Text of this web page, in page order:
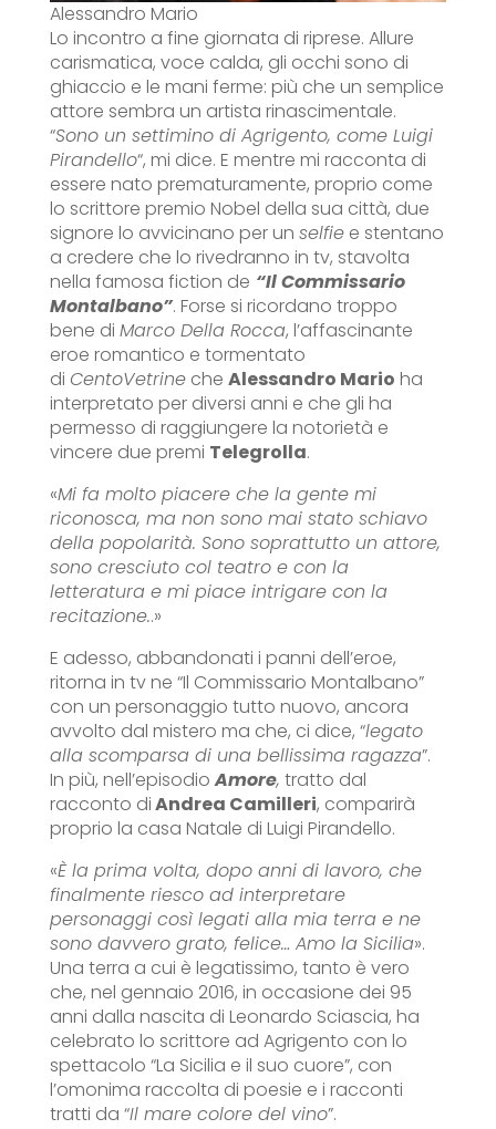
Alessandro Mario
Lo incontro a fine giornata di riprese. Allure
carismatica, voce calda, gli occhi sono di
ghiaccio e le mani ferme: più che un semplice
attore sembra un artista rinascimentale.
“Sono un settimino di Agrigento, come Luigi
Pirandello“, mi dice. E mentre mi racconta di
essere nato prematuramente, proprio come
lo scrittore premio Nobel della sua città, due
signore lo avvicinano per un selfiee stentano
a credere che lo rivedranno in tv, stavolta
nella famosa fiction de “Il Commissario
Montalbano”. Forse si ricordano troppo
bene di Marco Della Rocca, l’affascinante
eroe romantico e tormentato
di CentoVetrineche Alessandro Mario ha
interpretato per diversi anni e che gli ha
permesso di raggiungere la notorietà e
vincere due premi Telegrolla.
«Mi fa molto piacere che la gente mi
riconosca, ma non sono mai stato schiavo
della popolarità. Sono soprattutto un attore,
sono cresciuto col teatro e con la
letteratura e mi piace intrigare con la
recitazione..»
E adesso, abbandonati i panni dell’eroe,
ritorna in tv ne “Il Commissario Montalbano”
con un personaggio tutto nuovo, ancora
avvolto dal mistero ma che, ci dice, “legato
alla scomparsa di una bellissima ragazza”.
In più, nell’episodioAmore, tratto dal
racconto diAndrea Camilleri, comparirà
proprio la casa Natale di Luigi Pirandello.
«È la prima volta, dopo anni di lavoro, che
finalmente riesco ad interpretare
personaggi così legati alla mia terra e ne
sono davvero grato, felice… Amo la Sicilia».
Una terra a cui è legatissimo, tanto è vero
che, nel gennaio 2016, in occasione dei 95
anni dalla nascita di Leonardo Sciascia, ha
celebrato lo scrittore ad Agrigento con lo
spettacolo “La Sicilia e il suo cuore”, con
l’omonima raccolta di poesie e i racconti
tratti da “Il mare colore del vino”.